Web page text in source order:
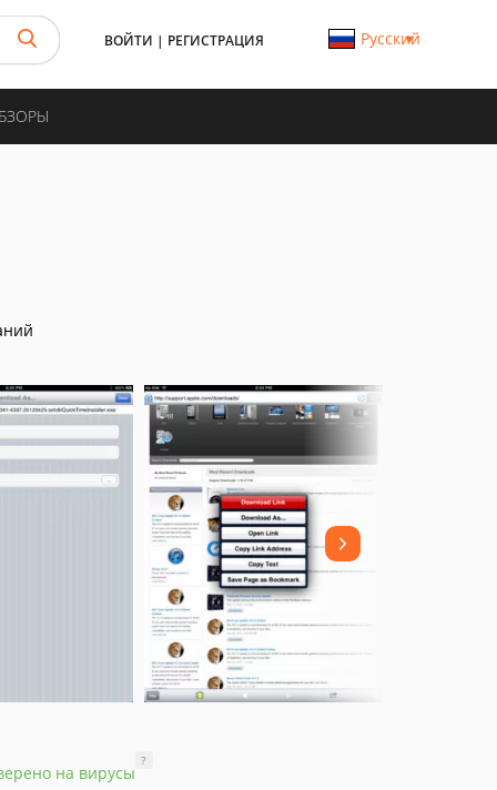
ВОЙТИ | РЕГИСТРАЦИЯ Русский
на вирусы
?